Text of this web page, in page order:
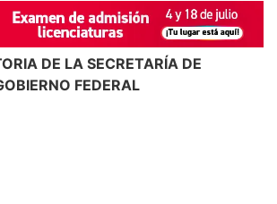
DE LA SECRETARÍA DE
FEDERAL